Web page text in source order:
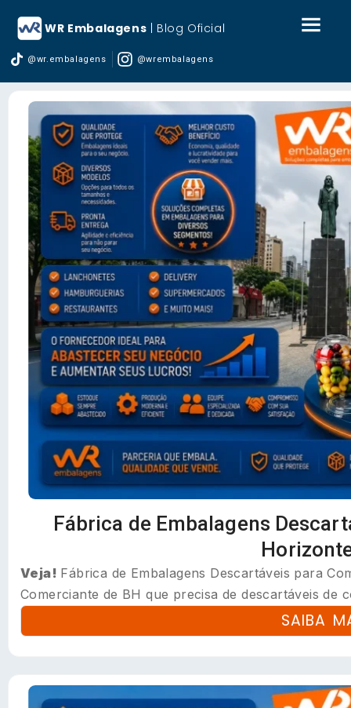
WR Embalagens | Blog Oficial
@wr.embalagens @wrembalagens
Fábrica de Embalagens
Veja! Fábrica de Embalagens Descartáveis para
Comerciante de BH que precisa de descartáveis de
SAIBA